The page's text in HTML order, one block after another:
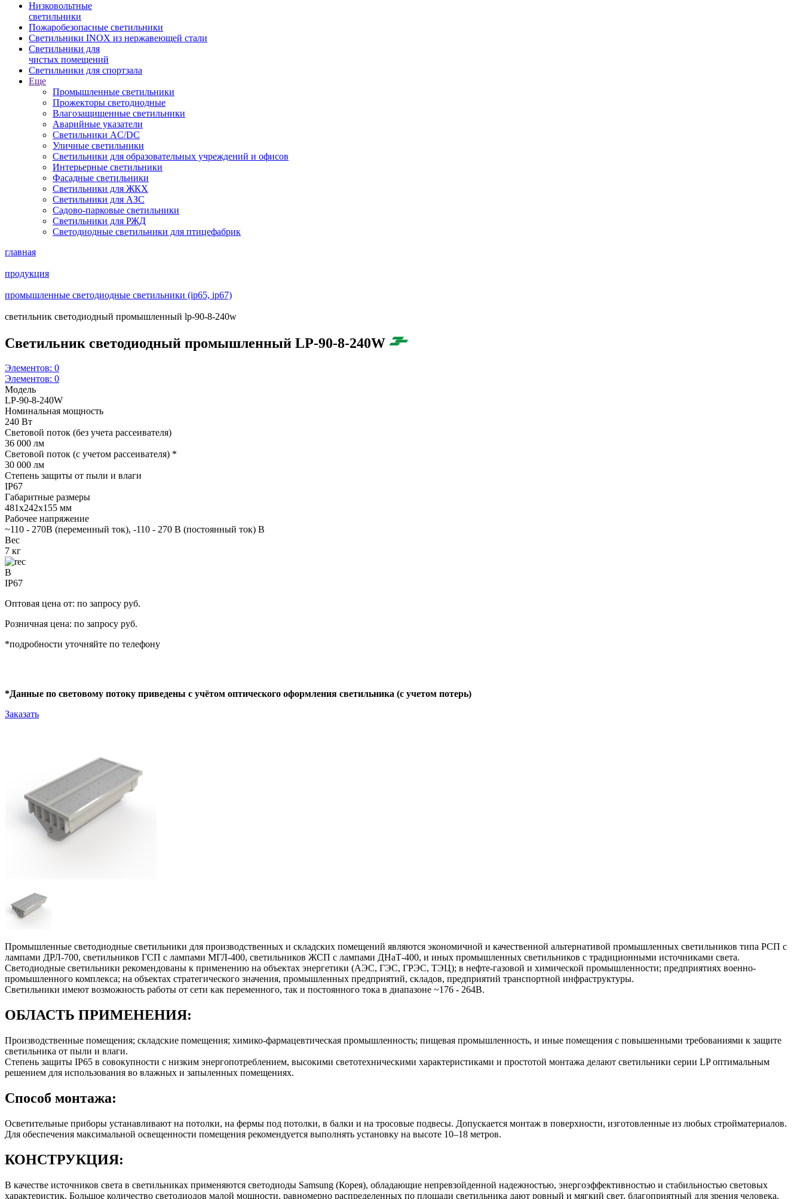
Низковольтные
светильники
Пожаробезопасные светильники
Светильники INOX из нержавеющей стали
Светильники для
чистых помещений
Светильники для спортзала
Еще
Промышленные светильники
Прожекторы светодиодные
Влагозащищенные светильники
Аварийные указатели
Светильники AC/DC
Уличные светильники
Светильники для образовательных учреждений и офисов
Интерьерные светильники
Фасадные светильники
Светильники для ЖКХ
Светильники для АЗС
Садово-парковые светильники
Светильники для РЖД
Светодиодные светильники для птицефабрик
главная
продукция
промышленные светодиодные светильники (ip65, ip67)
светильник светодиодный промышленный lp-90-8-240w
Светильник светодиодный промышленный LP-90-8-240W
Элементов: 0
Элементов: 0
Модель
LP-90-8-240W
Номинальная мощность
240 Вт
Световой поток (без учета рассеивателя)
36 000 лм
Световой поток (с учетом рассеивателя) *
30 000 лм
Степень защиты от пыли и влаги
IP67
Габаритные размеры
481х242х155 мм
Рабочее напряжение
~110 - 270В (переменный ток), -110 - 270 В (постоянный ток) В
Вес
7 кг
В
IP67
Оптовая цена от: по запросу руб.
Розничная цена: по запросу руб.
*подробности уточняйте по телефону
*Данные по световому потоку приведены с учётом оптического оформления светильника (с учетом потерь)
Заказать
Промышленные светодиодные светильники для производственных и складских помещений являются экономичной и качественной альтернативой промышленных светильников типа РСП с
лампами ДРЛ-700, светильников ГСП с лампами МГЛ-400, светильников ЖСП с лампами ДНаТ-400, и иных промышленных светильников с традиционными источниками света.
Светодиодные светильники рекомендованы к применению на объектах энергетики (АЭС, ГЭС, ГРЭС, ТЭЦ); в нефте-газовой и химической промышленности; предприятиях военно-
промышленного комплекса; на объектах стратегического значения, промышленных предприятий, складов, предприятий транспортной инфраструктуры.
Светильники имеют возможность работы от сети как переменного, так и постоянного тока в диапазоне ~176 - 264В.
ОБЛАСТЬ ПРИМЕНЕНИЯ:
Производственные помещения; складские помещения; химико-фармацевтическая промышленность; пищевая промышленность, и иные помещения с повышенными требованиями к защите
светильника от пыли и влаги.
Степень защиты IP65 в совокупности с низким энергопотреблением, высокими светотехническими характеристиками и простотой монтажа делают светильники серии LP оптимальным
решением для использования во влажных и запыленных помещениях.
Способ монтажа:
Осветительные приборы устанавливают на потолки, на фермы под потолки, в балки и на тросовые подвесы. Допускается монтаж в поверхности, изготовленные из любых стройматериалов.
Для обеспечения максимальной освещенности помещения рекомендуется выполнять установку на высоте 10–18 метров.
КОНСТРУКЦИЯ:
В качестве источников света в светильниках применяются светодиоды Samsung (Корея), обладающие непревзойденной надежностью, энергоэффективностью и стабильностью световых
характеристик. Большое количество светодиодов малой мощности, равномерно распределенных по площади светильника дают ровный и мягкий свет, благоприятный для зрения человека.